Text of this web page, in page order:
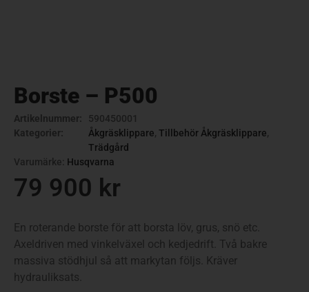
Borste – P500
Artikelnummer:
590450001
Kategorier:
Åkgräsklippare, Tillbehör Åkgräsklippare,
Trädgård
Varumärke: Husqvarna
79 900 kr
En roterande borste för att borsta löv, grus, snö etc.
Axeldriven med vinkelväxel och kedjedrift. Två bakre
massiva stödhjul så att markytan följs. Kräver
hydrauliksats.